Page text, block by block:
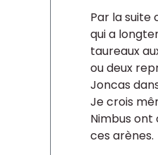
Par la suite
qui a
taureaux
ou deux
Joncas
Je crois
Nimbus ont
ces arènes.